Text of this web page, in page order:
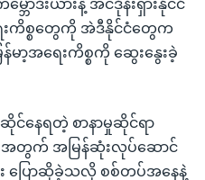
ဘောဒီးယားနဲ့ အင်ဒိုနီးရှားနိုင်ငံ
းကိစ္စတွေကို အဲဒီနိုင်ငံတွေက
မာ့အရေးကိစ္စကို ဆွေးနွေးခဲ့
င်နေရတဲ့ စာနာမှုဆိုင်ရာ
တွက် အမြန်ဆုံးလုပ်ဆောင်
ပြောဆိုခဲ့သလို စစ်တပ်အနေနဲ့